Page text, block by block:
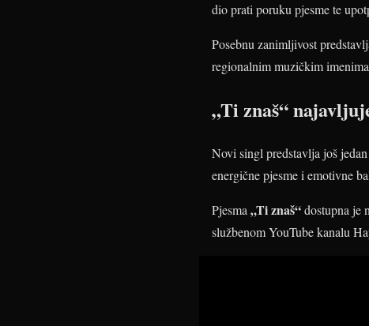
dio prati poruku pjesme te
Posebnu zanimljivost
regionalnim muzičkim
„Ti znaš“
Novi singl predstavlja još
energične pjesme i emotivne
Pjesma„Ti znaš“dostupna je
službenom YouTube kanalu